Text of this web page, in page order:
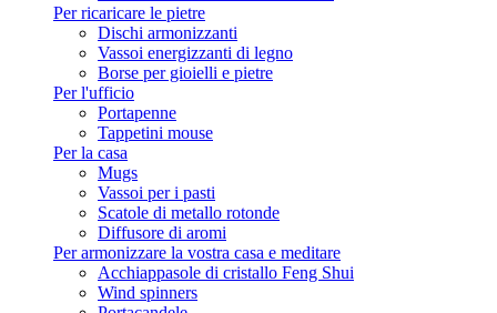
Per ricaricare le pietre
Dischi armonizzanti
Vassoi energizzanti di legno
Borse per gioielli e pietre
Per l'ufficio
Portapenne
Tappetini mouse
Per la casa
Mugs
Vassoi per i pasti
Scatole di metallo rotonde
Diffusore di aromi
Per armonizzare la vostra casa e meditare
Acchiappasole di cristallo Feng Shui
Wind spinners